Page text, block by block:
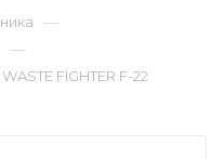
—
—
FIGHTER F-22